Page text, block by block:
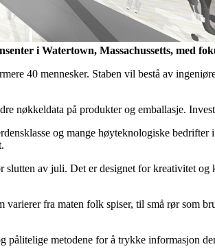
i Watertown, Massachussetts, med
40 mennesker. Staben vil bestå av
nøkkeldata på produkter og emballasje.
og mange høyteknologiske
av juli. Det er designet for kreativitet
fra maten folk spiser, til små rør som
pålitelige metodene for å trykke informasjon